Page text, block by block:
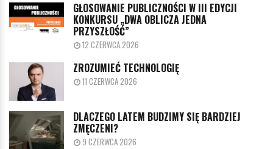
GŁOSOWANIE PUBLICZNOŚCI W III EDYCJI
KONKURSU „DWA OBLICZA JEDNA
PRZYSZŁOŚĆ”
12 CZERWCA 2026
ZROZUMIEĆ TECHNOLOGIĘ
11 CZERWCA 2026
DLACZEGO LATEM BUDZIMY SIĘ BARDZIEJ
ZMĘCZENI?
9 CZERWCA 2026